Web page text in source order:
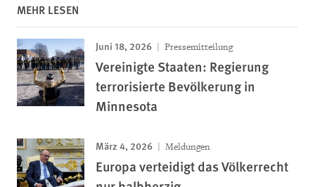
MEHR LESEN
Juni 18, 2026 Pressemitteilung
Vereinigte Staaten: Regierung
terrorisierte Bevölkerung in
Minnesota
März 4, 2026 Meldungen
Europa verteidigt das Völkerrecht